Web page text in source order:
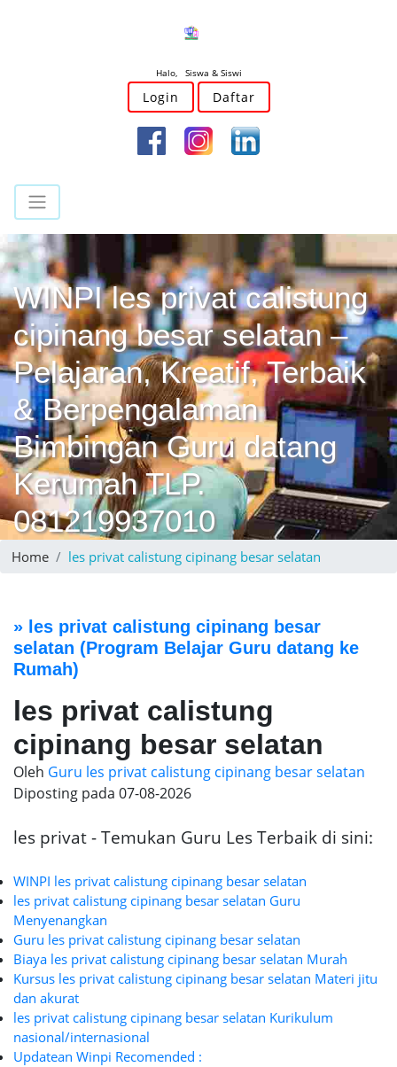
Halo, Siswa & Siswi
Login Daftar
WINPI les privat calistung
cipinang besar selatan –
Pelajaran, Kreatif, Terbaik
& Berpengalaman
Bimbingan Guru datang
Kerumah TLP.
081219937010
Home les privat calistung cipinang besar selatan
» les privat calistung cipinang besar
selatan (Program Belajar Guru datang ke
Rumah)
les privat calistung
cipinang besar selatan
Oleh Guru les privat calistung cipinang besar selatan
Diposting pada 07-08-2026
les privat - Temukan Guru Les Terbaik di sini:
WINPI les privat calistung cipinang besar selatan
les privat calistung cipinang besar selatan Guru
Menyenangkan
Guru les privat calistung cipinang besar selatan
Biaya les privat calistung cipinang besar selatan Murah
Kursus les privat calistung cipinang besar selatan Materi jitu
dan akurat
les privat calistung cipinang besar selatan Kurikulum
nasional/internasional
Updatean Winpi Recomended :